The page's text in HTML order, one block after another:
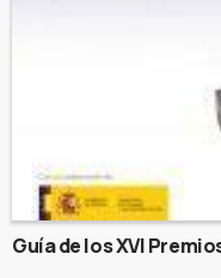
Guía de los XVI